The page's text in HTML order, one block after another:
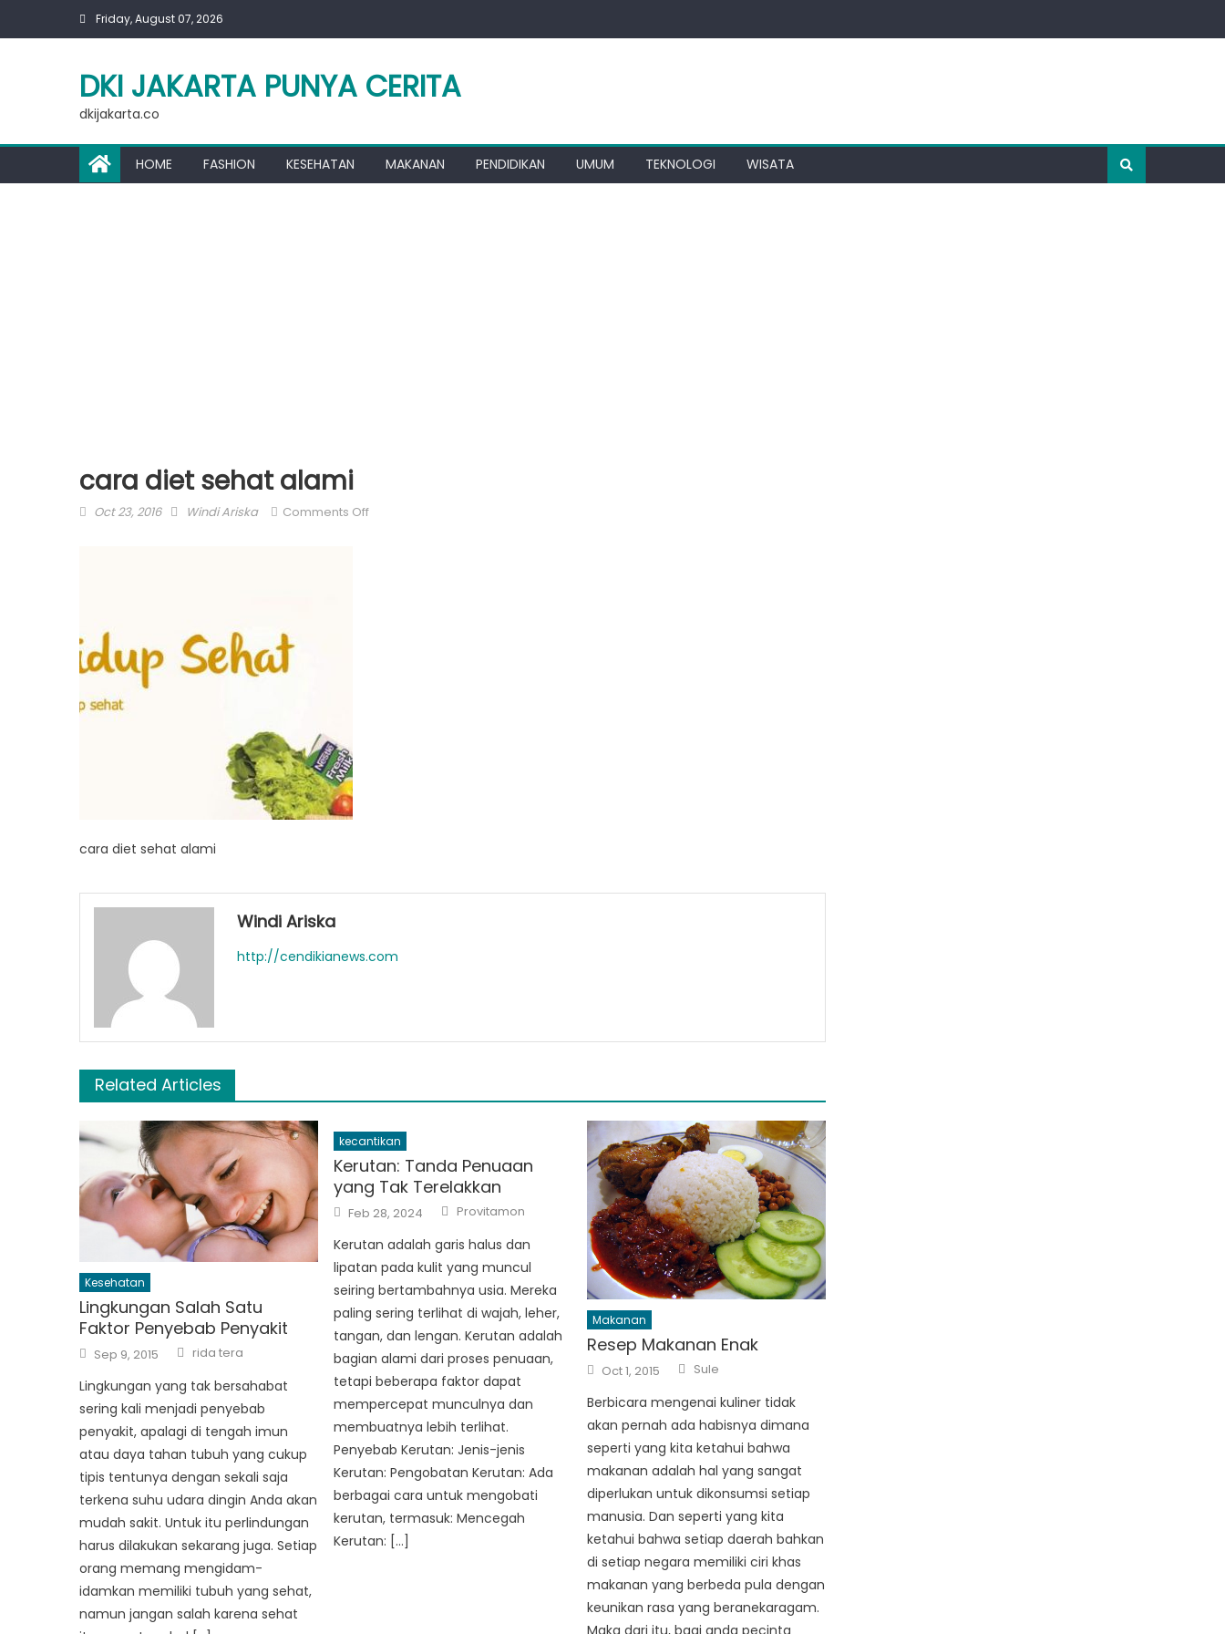
Friday, August 07, 2026
DKI JAKARTA PUNYA CERITA
dkijakarta.co
HOME FASHION KESEHATAN MAKANAN PENDIDIKAN UMUM TEKNOLOGI WISATA
cara diet sehat alami
Posted
Oct 23, 2016 Author
Windi Ariska Comments Offon
cara diet sehat alami
Windi Ariska
http://cendikianews.com
Related Articles
Kesehatan
Lingkungan Salah Satu
Faktor Penyebab Penyakit
Posted
on
Sep 9, 2015 Author
rida tera
Lingkungan yang tak bersahabat
sering kali menjadi penyebab
penyakit, apalagi di tengah imun
atau daya tahan tubuh yang cukup
tipis tentunya dengan sekali saja
terkena suhu udara dingin Anda akan
mudah sakit. Untuk itu perlindungan
harus dilakukan sekarang juga. Setiap
orang memang mengidam-
idamkan memiliki tubuh yang sehat,
namun jangan salah karena sehat
kecantikan
Kerutan: Tanda Penuaan
yang Tak Terelakkan
Posted
on
Feb 28, 2024 Author
Provitamon
Kerutan adalah garis halus dan
lipatan pada kulit yang muncul
seiring bertambahnya usia. Mereka
paling sering terlihat di wajah, leher,
tangan, dan lengan. Kerutan adalah
bagian alami dari proses penuaan,
tetapi beberapa faktor dapat
mempercepat munculnya dan
membuatnya lebih terlihat.
Penyebab Kerutan: Jenis-jenis
Kerutan: Pengobatan Kerutan: Ada
berbagai cara untuk mengobati
kerutan, termasuk: Mencegah
Kerutan: […]
Makanan
Resep Makanan Enak
Posted
on
Oct 1, 2015 Author
Sule
Berbicara mengenai kuliner tidak
akan pernah ada habisnya dimana
seperti yang kita ketahui bahwa
makanan adalah hal yang sangat
diperlukan untuk dikonsumsi setiap
manusia. Dan seperti yang kita
ketahui bahwa setiap daerah bahkan
di setiap negara memiliki ciri khas
makanan yang berbeda pula dengan
keunikan rasa yang beranekaragam.